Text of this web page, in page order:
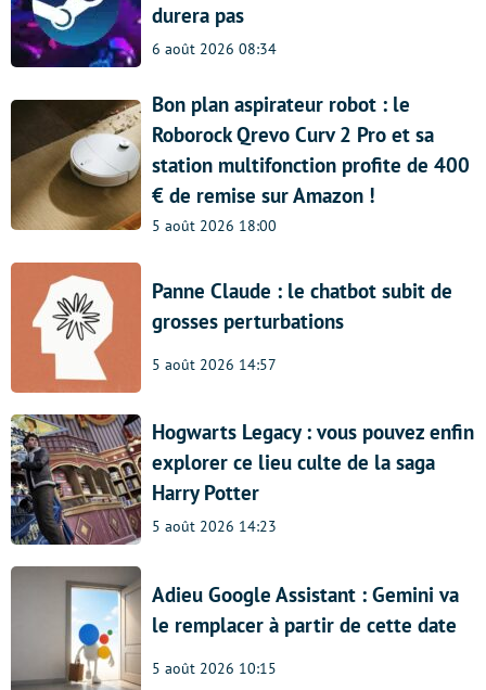
durera pas
6 août 2026 08:34
Bon plan aspirateur robot : le
Roborock Qrevo Curv 2 Pro et sa
station multifonction profite de 400
€ de remise sur Amazon !
5 août 2026 18:00
Panne Claude : le chatbot subit de
grosses perturbations
5 août 2026 14:57
Hogwarts Legacy : vous pouvez enfin
explorer ce lieu culte de la saga
Harry Potter
5 août 2026 14:23
Adieu Google Assistant : Gemini va
le remplacer à partir de cette date
5 août 2026 10:15